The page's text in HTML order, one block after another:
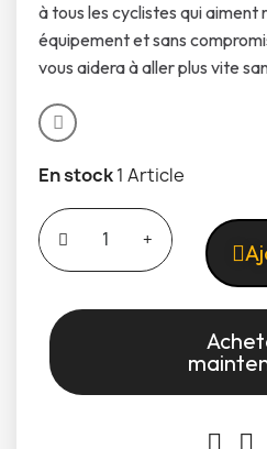
à tous les cyclistes qui aiment
équipement et sans
vous aidera à aller plus vite
En stock1 Article